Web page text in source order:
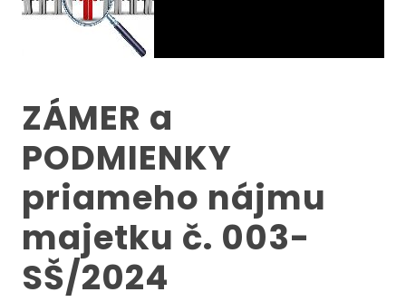
ZÁMER a
PODMIENKY
priameho nájmu
majetku č. 003-
SŠ/2024